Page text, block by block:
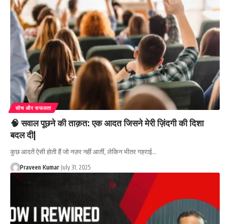
सोच और सफलता
🧠 सवाल पूछने की ताक़त: एक आदत जिसने मेरी ज़िंदगी की दिशा
बदल दी|
कुछ आदतें ऐसी होती हैं जो नज़र नहीं आतीं, लेकिन भीतर गहराई…
Praveen Kumar July 31, 2025